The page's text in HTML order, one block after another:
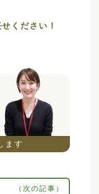
ください！
ます
（次の記事）